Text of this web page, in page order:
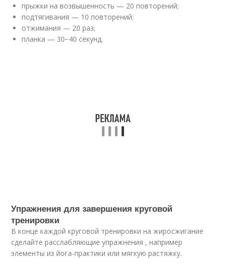
прыжки на возвышенность — 20 повторений;
подтягивания — 10 повторений;
отжимания — 20 раз;
планка — 30−40 секунд.
Упражнения для завершения круговой
тренировки
В конце каждой круговой тренировки на жиросжигание
сделайте расслабляющие упражнения , например
элементы из йога-практики или мягкую растяжку.